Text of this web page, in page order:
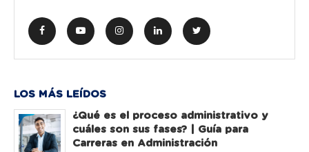
LOS MÁS LEÍDOS
¿Qué es el proceso administrativo y
cuáles son sus fases? | Guía para
Carreras en Administración